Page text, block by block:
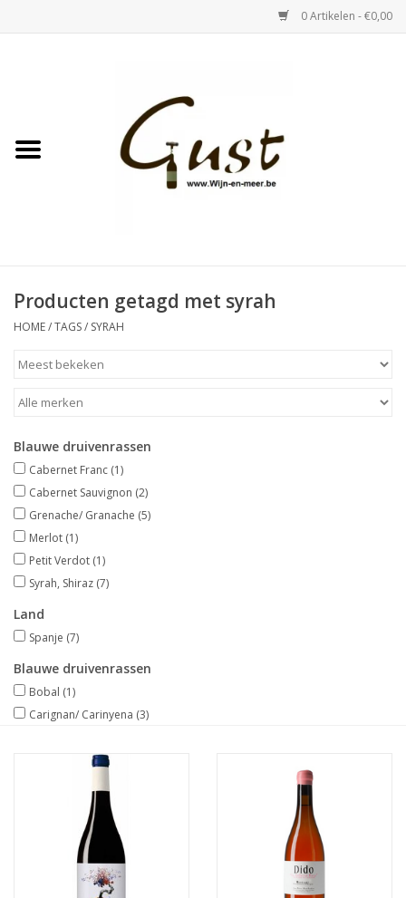
0 Artikelen - €0,00
Witte wijn
Bubbels & Vermout
Merken
Producten getagd met syrah
HOME/TAGS/ SYRAH
Blauwe druivenrassen
Cabernet Franc (1)
Cabernet Sauvignon (2)
Grenache/ Granache (5)
Merlot (1)
Petit Verdot (1)
Syrah, Shiraz (7)
Land
Spanje (7)
Blauwe druivenrassen
Bobal (1)
Carignan/ Carinyena (3)